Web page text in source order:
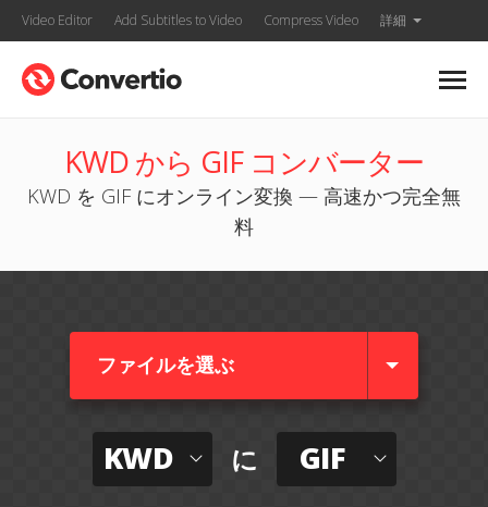
Video Editor Add Subtitles to Video Compress Video 詳細
KWD から GIF コンバーター
KWD を GIF にオンライン変換 — 高速かつ完全無
料
ファイルを選ぶ
KWD に GIF